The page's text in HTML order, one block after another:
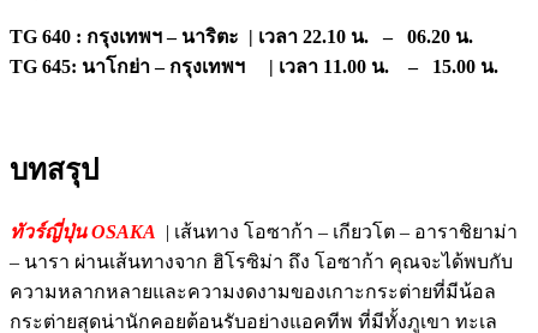
TG 640 : กรุงเทพฯ – นาริตะ | เวลา 22.10 น. – 06.20 น.
TG 645: นาโกย่า – กรุงเทพฯ | เวลา 11.00 น. – 15.00 น.
บทสรุป
ทัวร์ญี่ปุ่น OSAKA | เส้นทาง โอซาก้า – เกียวโต – อาราชิยาม่า
– นารา ผ่านเส้นทางจาก ฮิโรซิม่า ถึง โอซาก้า คุณจะได้พบกับ
ความหลากหลายและความงดงามของเกาะกระต่ายที่มีน้อล
กระต่ายสุดน่านักคอยต้อนรับอย่างแอคทีพ ที่มีทั้งภูเขา ทะเล